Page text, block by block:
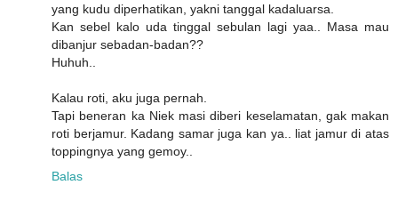
yang kudu diperhatikan, yakni tanggal kadaluarsa.
Kan sebel kalo uda tinggal sebulan lagi yaa.. Masa mau
dibanjur sebadan-badan??
Huhuh..
Kalau roti, aku juga pernah.
Tapi beneran ka Niek masi diberi keselamatan, gak makan
roti berjamur. Kadang samar juga kan ya.. liat jamur di atas
toppingnya yang gemoy..
Balas